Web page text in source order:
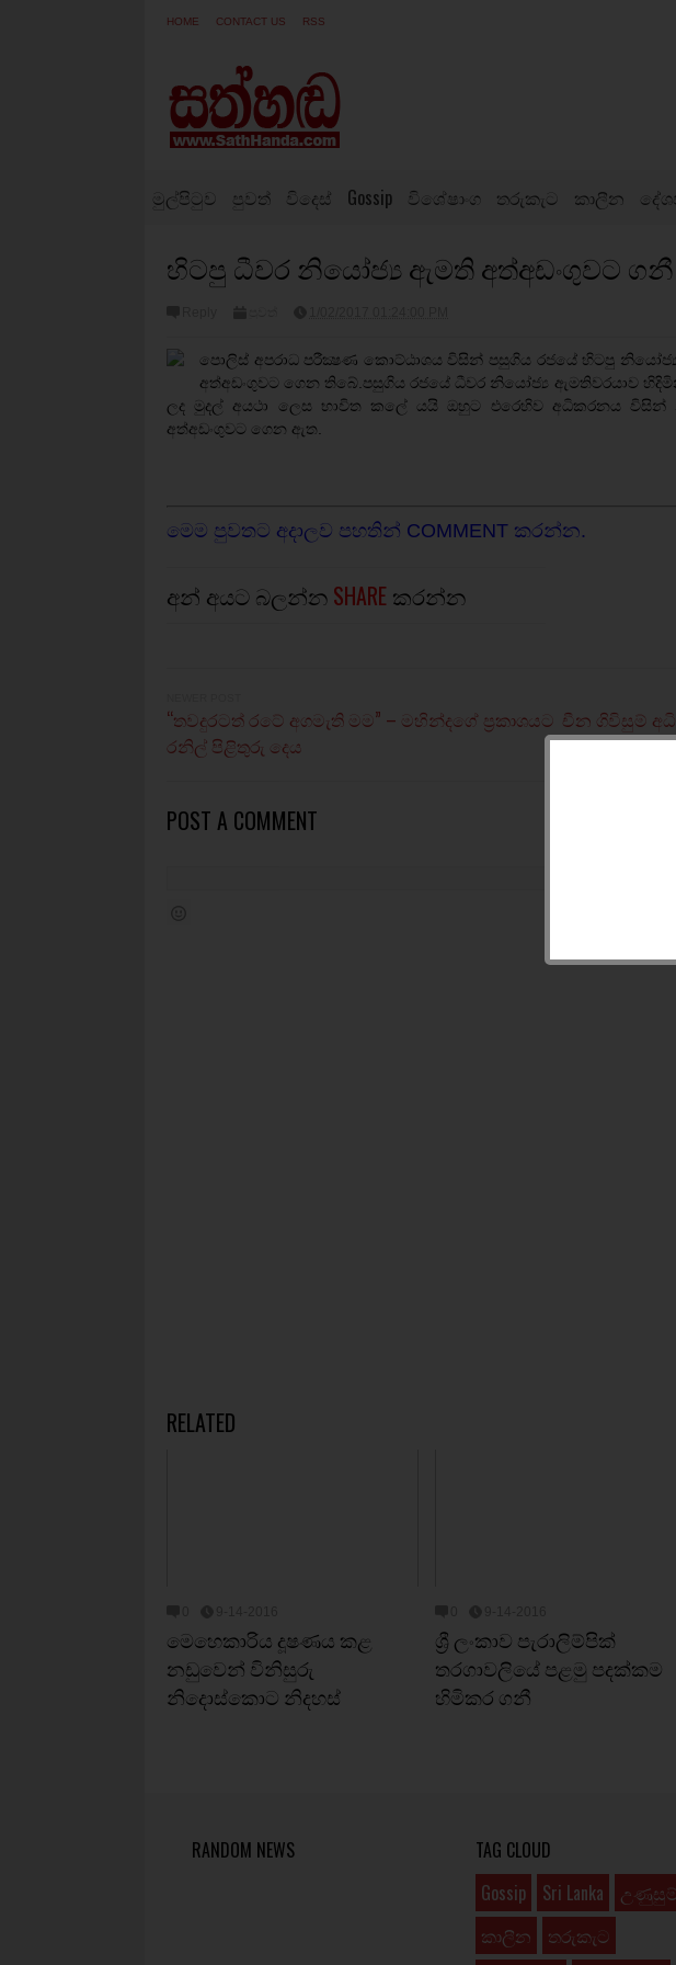
HOME CONTACT US RSS
මුල්පිටුව පුවත් විදෙස් Gossip විශේෂාංග තරුකැට කාලීන
හිටපු ධීවර නියෝජ්‍ය ඇමති අත්අඩංගුවට ගනී
පොලිස් අපරාධ පරීක්‍ෂණ කොට්ඨාශය විසින් පසුගිය රජයේ හිටපු
අත්අඩංගුවට ගෙන තිබේ.පසුගිය රජයේ ධීවර නියෝජ්‍ය ඇමතිවරයාව
ලද මුදල් අයථා ලෙස භාවිත කලේ යයි ඔහුට එරෙහිව අධිකරනය
අත්අඩංගුවට ගෙන ඇත.
මෙම පුවතට අදාලව පහතින් COMMENT කරන්න.
අන් අයට බලන්න SHARE කරන්න
“තවදුරටත් රටේ අගමැති මම” – මහින්දගේ ප්‍රකාශයට
රනිල් පිළිතුරු දෙය
චීන ගිවිසුම්
POST A COMMENT
RELATED
මෙහෙකාරිය දූෂණය කළ
නඩුවෙන් විනිසුරු
නිදොස්කොට නිදහස්
ශ්‍රී ලංකාව පැරාලිම්පික්
තරගාවලියේ පළමු පදක්කම
හිමිකර ගනී
RANDOM NEWS
TAG CLOUD
Gossip
Sri Lanka
උණුසුම්
කාලීන
තරුකැට